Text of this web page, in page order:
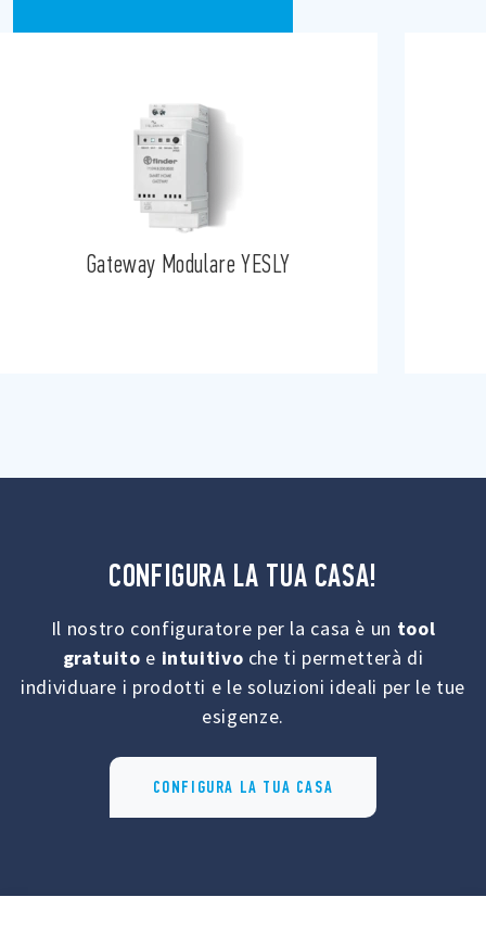
Gateway Modulare YESLY
CONFIGURA LA TUA CASA!
Il nostro configuratore per la casa è un tool
gratuito e intuitivo che ti permetterà di
individuare i prodotti e le soluzioni ideali per le tue
esigenze.
CONFIGURA LA TUA CASA